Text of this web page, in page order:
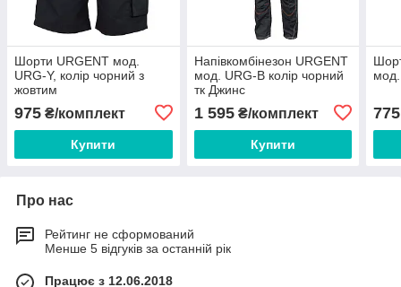
Шорти URGENT мод.
URG-Y, колір чорний з
жовтим
975 ₴/комплект
Купити
Напівкомбінезон URGENT
мод. URG-B колір чорний
тк Джинс
1 595₴/комплект
Купити
мод.
775
Про нас
Рейтинг не сформований
Менше 5 відгуків за останній рік
Працює з 12.06.2018